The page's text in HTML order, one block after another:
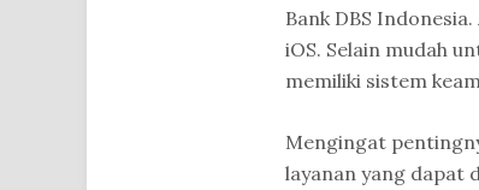
Bank DBS
iOS. Selain mudah
memiliki sistem
Mengingat
layanan yang dapat